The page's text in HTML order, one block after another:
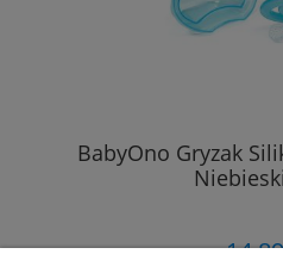
BabyOno Gryzak